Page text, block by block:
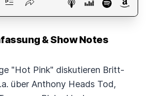
& Show Notes
"Hot Pink" diskutieren Britt-
über Anthony Heads Tod,